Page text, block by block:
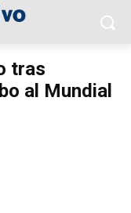
tras
al Mundial